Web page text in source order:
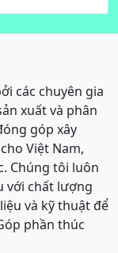
các chuyên gia
xuất và phân
góp xây
Việt Nam,
Chúng tôi luôn
với chất lượng
và kỹ thuật để
phần thúc